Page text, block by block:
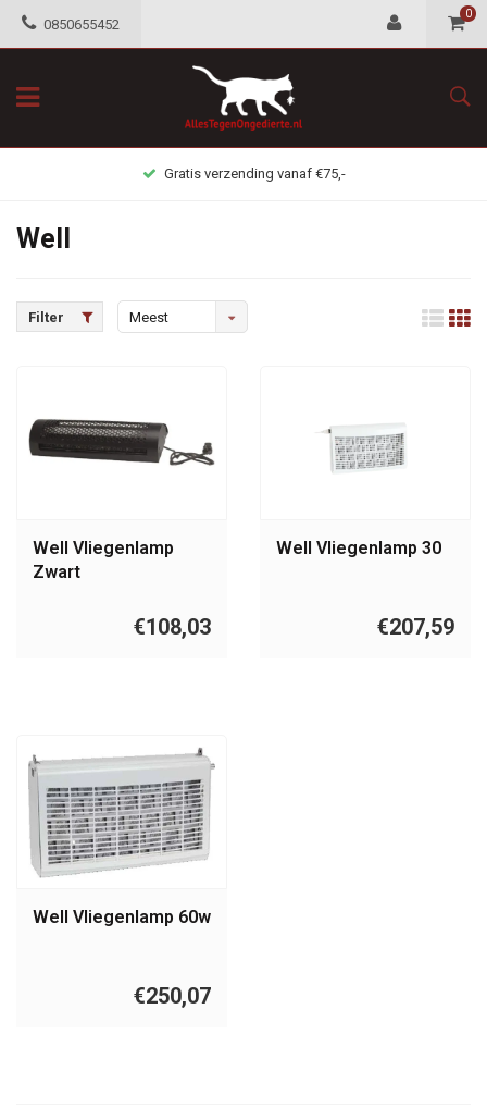
0850655452
0
Gratis verzending vanaf €75,-
Well
Filter
Meest
Well Vliegenlamp
Zwart
€108,03
Well Vliegenlamp 30
€207,59
Well Vliegenlamp 60w
€250,07